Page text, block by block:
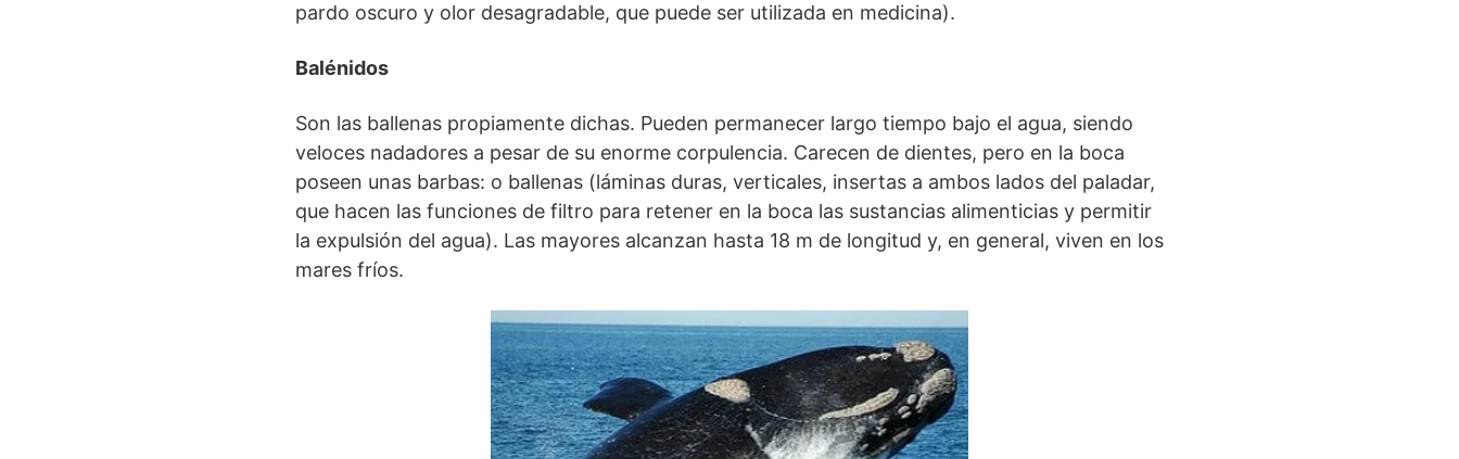
pardo oscuro y olor desagradable, que puede ser utilizada en medicina).
Balénidos
Son las ballenas propiamente dichas. Pueden permanecer largo tiempo bajo el agua, siendo
veloces nadadores a pesar de su enorme corpulencia. Carecen de dientes, pero en la boca
poseen unas barbas: o ballenas (láminas duras, verticales, insertas a ambos lados del paladar,
que hacen las funciones de filtro para retener en la boca las sustancias alimenticias y permitir
la expulsión del agua). Las mayores alcanzan hasta 18 m de longitud y, en general, viven en los
mares fríos.